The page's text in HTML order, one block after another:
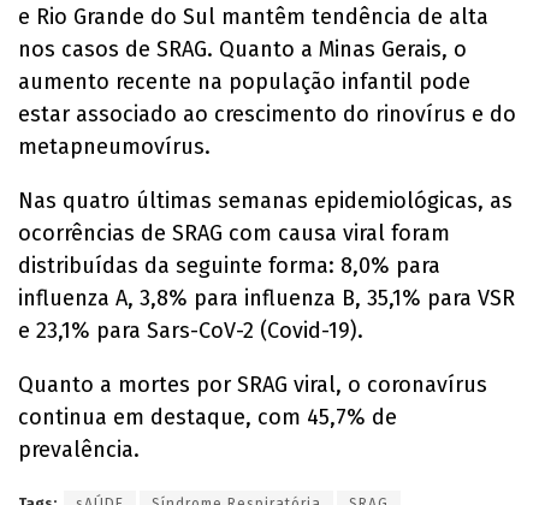
e Rio Grande do Sul mantêm tendência de alta
nos casos de SRAG. Quanto a Minas Gerais, o
aumento recente na população infantil pode
estar associado ao crescimento do rinovírus e do
metapneumovírus.
Nas quatro últimas semanas epidemiológicas, as
ocorrências de SRAG com causa viral foram
distribuídas da seguinte forma: 8,0% para
influenza A, 3,8% para influenza B, 35,1% para VSR
e 23,1% para Sars-CoV-2 (Covid-19).
Quanto a mortes por SRAG viral, o coronavírus
continua em destaque, com 45,7% de
prevalência.